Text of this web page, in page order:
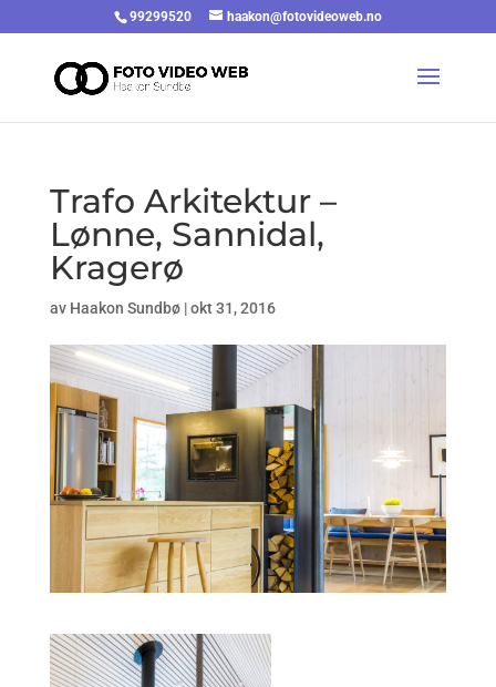
99299520 haakon@fotovideoweb.no
Trafo Arkitektur –
Lønne, Sannidal,
Kragerø
av Haakon Sundbø|okt 31, 2016